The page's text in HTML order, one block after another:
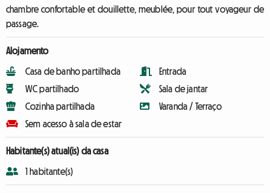
chambre confortable et douillette, meublée, pour tout voyageur de
passage.
Alojamento
Casa de banho partilhada
WC partilhado
Cozinha partilhada
Sem acesso à sala de estar
Entrada
Sala de jantar
Varanda / Terraço
Habitante(s) atual(is) da casa
1 habitante(s)